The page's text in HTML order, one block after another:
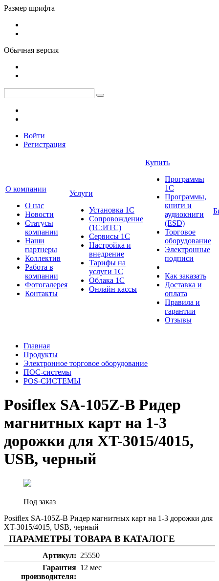
Размер шрифта
Обычная версия
Войти
Регистрация
О компании
О нас
Новости
Cтатусы
компании
Наши
партнеры
Коллектив
Работа в
компании
Фотогалерея
Контакты
Услуги
Установка 1С
Сопровождение
(1С:ИТС)
Сервисы 1С
Настройка и
внедрение
Тарифы на
услуги 1С
Облака 1С
Онлайн кассы
Купить
Программы
1С
Программы,
книги и
аудиокниги
(ESD)
Торговое
оборудование
Электронные
подписи
Как заказать
Доставка и
оплата
Правила и
гарантии
Отзывы
Главная
Продукты
Электронное торговое оборудование
ПОС-системы
POS-СИСТЕМЫ
Posiflex SA-105Z-B Ридер
магнитных карт на 1-3
дорожки для XT-3015/4015,
USB, черный
Под заказ
Posiflex SA-105Z-B Ридер магнитных карт на 1-3 дорожки для
XT-3015/4015, USB, черный
ПАРАМЕТРЫ ТОВАРА В КАТАЛОГЕ
Артикул
25550
Гарантия
производителя
12 мес